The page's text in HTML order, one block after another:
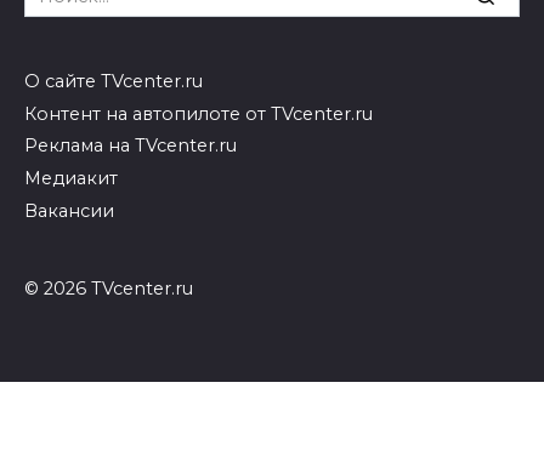
for:
О сайте TVcenter.ru
Контент на автопилоте от TVcenter.ru
Реклама на TVcenter.ru
Медиакит
Вакансии
© 2026 TVcenter.ru